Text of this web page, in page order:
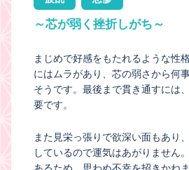
～芯が弱く挫折しがち～
まじめで好感をもたれるような性
にはムラがあり、芯の弱さから何
そうです。最後まで貫き通すには
要です。
また見栄っ張りで欲深い面もあり
しているので運気はあがりません